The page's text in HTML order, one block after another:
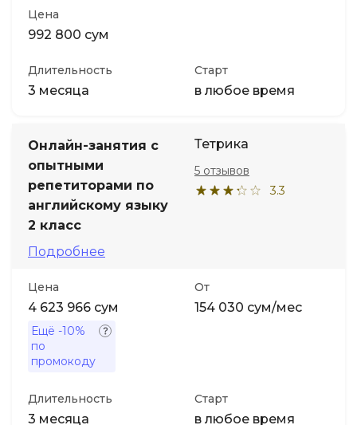
Цена
992 800 сум
Длительность
3 месяца
Старт
в любое время
Онлайн-занятия с
опытными
репетиторами по
английскому языку
2 класс
Подробнее
Тетрика
3.3
5 отзывов
Цена
4 623 966 сум
Ещё -10%
по
промокоду
От
154 030 сум/мес
Длительность
3 месяца
Старт
в любое время